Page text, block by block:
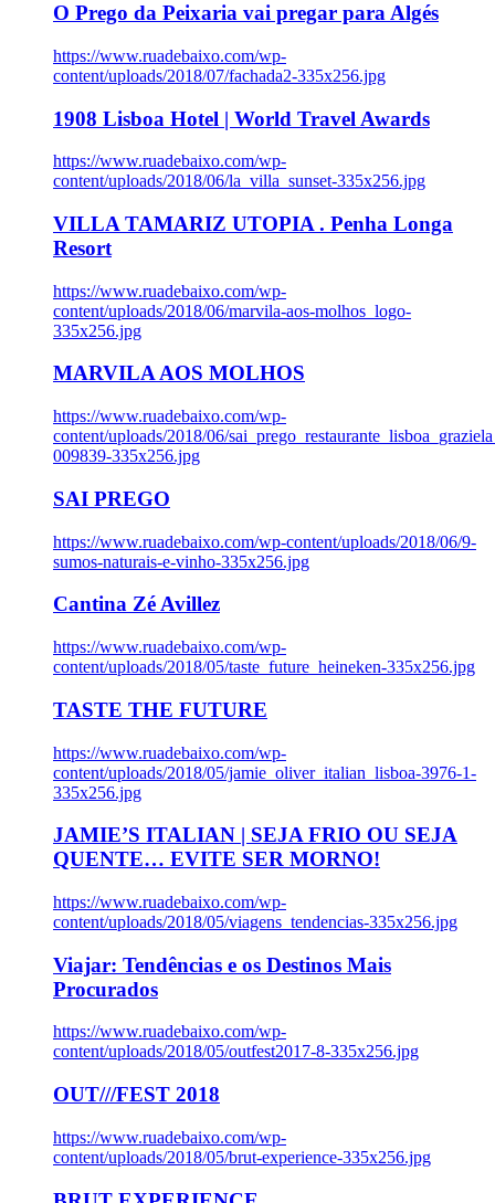
O Prego da Peixaria vai pregar para Algés
https://www.ruadebaixo.com/wp-
content/uploads/2018/07/fachada2-335x256.jpg
1908 Lisboa Hotel | World Travel Awards
https://www.ruadebaixo.com/wp-
content/uploads/2018/06/la_villa_sunset-335x256.jpg
VILLA TAMARIZ UTOPIA . Penha Longa
Resort
https://www.ruadebaixo.com/wp-
content/uploads/2018/06/marvila-aos-molhos_logo-
335x256.jpg
MARVILA AOS MOLHOS
https://www.ruadebaixo.com/wp-
content/uploads/2018/06/
009839-335x256.jpg
SAI PREGO
https://www.ruadebaixo.com/wp-content/uploads/2018/06/9-
sumos-naturais-e-vinho-335x256.jpg
Cantina Zé Avillez
https://www.ruadebaixo.com/wp-
content/uploads/2018/05/taste_future_heineken-335x256.jpg
TASTE THE FUTURE
https://www.ruadebaixo.com/wp-
content/uploads/2018/05/jamie_oliver_italian_lisboa-3976-1-
335x256.jpg
JAMIE’S ITALIAN | SEJA FRIO OU SEJA
QUENTE… EVITE SER MORNO!
https://www.ruadebaixo.com/wp-
content/uploads/2018/05/viagens_tendencias-335x256.jpg
Viajar: Tendências e os Destinos Mais
Procurados
https://www.ruadebaixo.com/wp-
content/uploads/2018/05/outfest2017-8-335x256.jpg
OUT///FEST 2018
https://www.ruadebaixo.com/wp-
content/uploads/2018/05/brut-experience-335x256.jpg